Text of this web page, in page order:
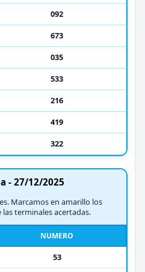
092
673
035
533
216
419
322
- 27/12/2025
Marcamos en amarillo los
terminales acertadas.
NUMERO
53